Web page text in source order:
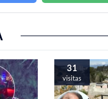
31
visitas